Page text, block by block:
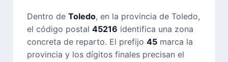
Dentro de Toledo, en la provincia de Toledo,
el código postal 45216 identifica una zona
concreta de reparto. El prefijo 45 marca la
provincia y los dígitos finales precisan el